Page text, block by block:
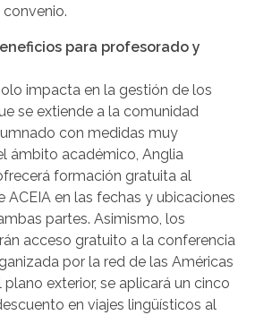
para profesorado y
impacta en la gestión de los
se extiende a la comunidad
con medidas muy
ámbito académico, Anglia
formación gratuita al
ACEIA en las fechas y ubicaciones
partes. Asimismo, los
acceso gratuito a la conferencia
por la red de las Américas
plano exterior, se aplicará un cinco
en viajes lingüísticos al